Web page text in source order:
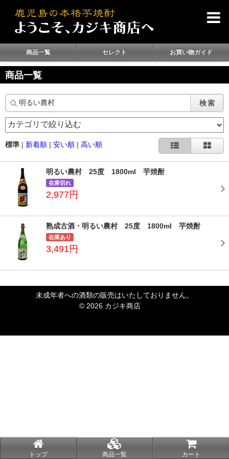
商品一覧 セレクト お買い物ガイド
商品一覧
検索
標準 | 新着順 | 安い順 | 高い順
明るい農村 25度 1800ml 芋焼酎
在庫切れ
2,977円
熟成古酒・明るい農村 25度 1800ml 芋焼酎
在庫あり
3,491円
未成年者への酒類の販売はいたしておりません。
© 2026 カジキ商店
トップ 商品一覧 カート